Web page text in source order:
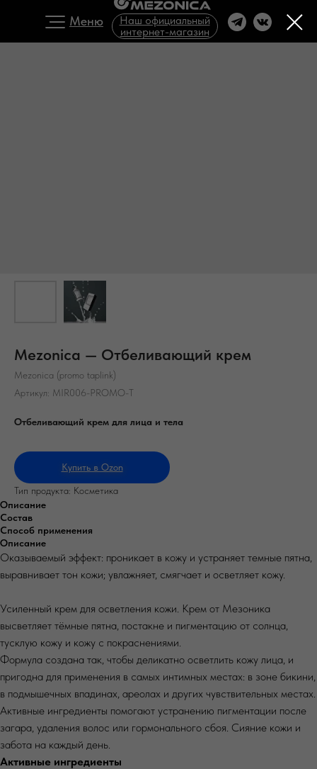
Меню
Наш официальный
интернет-магазин
Mezonica — Отбеливающий крем
Mezonica (promo taplink)
Артикул: MIR006-PROMO-T
Отбеливающий крем для лица и тела
Купить в Ozon
Тип продукта: Косметика
Описание
Состав
Способ применения
Описание
Оказываемый эффект: проникает в кожу и устраняет темные пятна,
выравнивает тон кожи; увлажняет, смягчает и осветляет кожу.
Усиленный крем для осветления кожи. Крем от Мезоника
высветляет тёмные пятна, постакне и пигментацию от солнца,
тусклую кожу и кожу с покраснениями.
Формула создана так, чтобы деликатно осветлить кожу лица, и
пригодна для применения в самых интимных местах: в зоне бикини,
в подмышечных впадинах, ареолах и других чувствительных местах.
Активные ингредиенты помогают устранению пигментации после
загара, удаления волос или гормонального сбоя. Сияние кожи и
забота на каждый день.
Активные ингредиенты